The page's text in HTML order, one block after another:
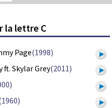
la lettre C
Page(1998)
ft. Skylar Grey(2011)